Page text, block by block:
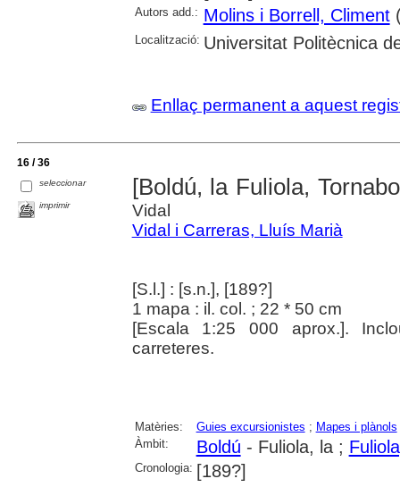
Autors add.: Molins i Borrell, Climent
Localització: Universitat Politècnica
Enllaç permanent a aquest
16 / 36
seleccionar
imprimir
[Boldú, la Fuliola,
Vidal
Vidal i Carreras, Lluís Marià
[S.l.] : [s.n.], [189?]
1 mapa : il. col. ; 22 * 50 cm
[Escala 1:25 000 aprox.].
carreteres.
Matèries: Guies excursionistes ; Mapes i plànols
Àmbit:
Boldú - Fuliola, la ;
Cronologia: [189?]